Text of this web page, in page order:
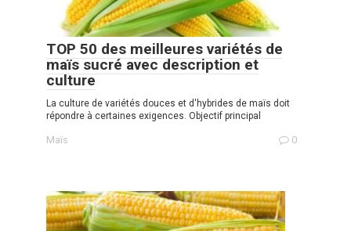
TOP 50 des meilleures variétés de
maïs sucré avec description et
culture
La culture de variétés douces et d'hybrides de maïs doit
répondre à certaines exigences. Objectif principal
Maïs 0